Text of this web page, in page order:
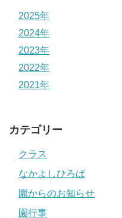
2025年
2024年
2023年
2022年
2021年
カテゴリー
クラス
なかよしひろば
園からのお知らせ
園行事